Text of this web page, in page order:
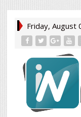
Friday, August